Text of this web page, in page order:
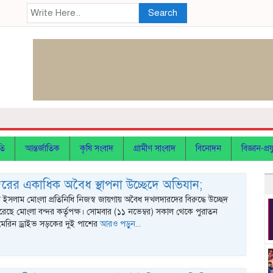
Search
আন্তর্জাতিক কৃষি সংবাদ গ্রামীণ সাংবাদ বিনোদন বিজ্ঞান-
একাধিক অবৈধ স্থাপনা উচ্ছেদে অভিযান;
মোংলা প্রতিনিধি নিজস্ব জায়গায় অবৈধ দখলদারদের বিরুদ্ধে উচ্ছেদ
মোংলা বন্দর কর্তৃপক্ষ। সোমবার (১১ নভেম্বর) সকাল থেকে পুরাতন
ড্রাইভ সড়কের দুই পাশেরআরও পড়ুন...